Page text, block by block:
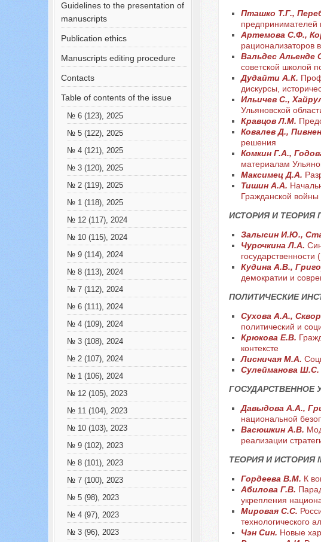
Guidelines to the presentation of
manuscripts
Publication ethics
Manuscripts editing procedure
Contacts
Table of contents of the issue
№ 6 (123), 2025
№ 5 (122), 2025
№ 4 (121), 2025
№ 3 (120), 2025
№ 2 (119), 2025
№ 1 (118), 2025
№ 12 (117), 2024
№ 10 (115), 2024
№ 9 (114), 2024
№ 8 (113), 2024
№ 7 (112), 2024
№ 6 (111), 2024
№ 4 (109), 2024
№ 3 (108), 2024
№ 2 (107), 2024
№ 1 (106), 2024
№ 12 (105), 2023
№ 11 (104), 2023
№ 10 (103), 2023
№ 9 (102), 2023
№ 8 (101), 2023
№ 7 (100), 2023
№ 5 (98), 2023
№ 4 (97), 2023
№ 3 (96), 2023
Пташко Т.Г.,
предпринимателей
Артемова С.Ф.,
рационализаторов
Вальдес Альенде
советской школой
Дудайти А.К.
дискурсы,
Ильичев С.,
Ульяновской
Кравцов Л.М.
Ковалев Д.,
решения
Комкин Г.А.,
материалам
Максимец Д.А.
Тишин А.А.
Гражданской войны
ИСТОРИЯ И ТЕОРИЯ
Залысин И.Ю.,
Чурочкина Л.А.
государственности
Кудина А.В.,
демократии и
ПОЛИТИЧЕСКИЕ
Сухова А.А.,
политический и
Крюкова Е.В.
контексте
Лисничая М.А.
Сулейманова Ш.С.
ГОСУДАРСТВЕННОЕ
Давыдова А.А.,
национальной
Васюшкин А.В.
реализации
ТЕОРИЯ И
Гордеева В.М. К
Абилова Г.В.
укрепления
Мировая С.С.
технологического
Чэн Син. Новые